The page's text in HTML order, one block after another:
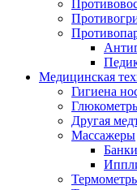
Медицинская
Гигиена
Другая
Массажеры